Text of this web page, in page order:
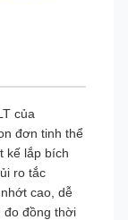
của
đơn tinh thể
kế lắp bích
ro tắc
cao, dễ
đo đồng thời